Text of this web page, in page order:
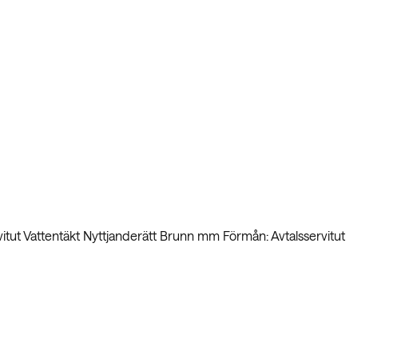
Vattentäkt Nyttjanderätt Brunn mm Förmån: Avtalsservitut